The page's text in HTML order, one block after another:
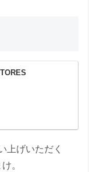
上げいただく
。